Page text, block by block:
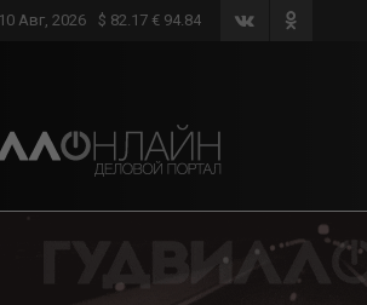
Авг, 2026 $ 82.17 € 94.84